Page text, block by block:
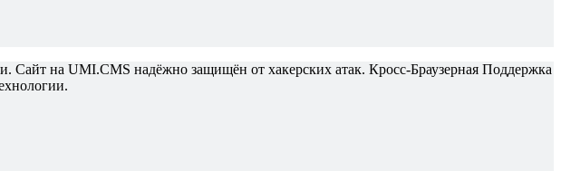
на UMI.CMS надёжно защищён от хакерских атак. Кросс-Браузерная Поддержка